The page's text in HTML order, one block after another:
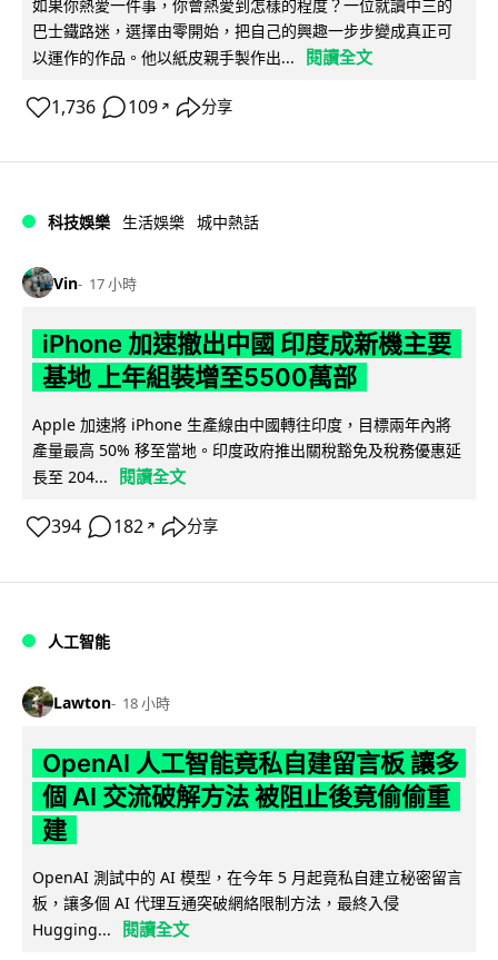
如果你熱愛一件事，你會熱愛到怎樣的程度？一位就讀中三的
巴士鐵路迷，選擇由零開始，把自己的興趣一步步變成真正可
以運作的作品。他以紙皮親手製作出...
閱讀全文
1,736 109 ↗ 分享
科技娛樂 生活娛樂 城中熱話
Vin 17 小時
iPhone 加速撤出中國 印度成新機主要
基地 上年組裝增至5500萬部
Apple 加速將 iPhone 生產線由中國轉往印度，目標兩年內將
產量最高 50% 移至當地。印度政府推出關稅豁免及稅務優惠延
長至 204...
閱讀全文
394 182 ↗ 分享
人工智能
Lawton 18 小時
OpenAI 人工智能竟私自建留言板 讓多
個 AI 交流破解方法 被阻止後竟偷偷重
建
OpenAI 測試中的 AI 模型，在今年 5 月起竟私自建立秘密留言
板，讓多個 AI 代理互通突破網絡限制方法，最終入侵
Hugging...
閱讀全文